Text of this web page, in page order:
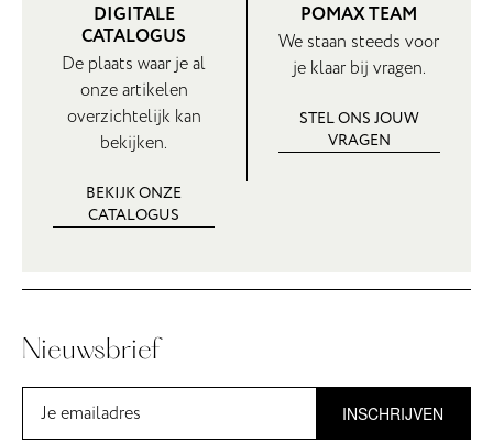
DIGITALE
CATALOGUS
De plaats waar je al
onze artikelen
overzichtelijk kan
bekijken.
BEKIJK ONZE
CATALOGUS
POMAX TEAM
We staan steeds voor
je klaar bij vragen.
STEL ONS JOUW
VRAGEN
Nieuwsbrief
INSCHRIJVEN